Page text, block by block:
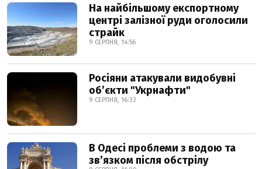
На найбільшому експортному
центрі залізної руди оголосили
страйк
9 СЕРПНЯ, 14:56
Росіяни атакували видобувні
обʼєкти "Укрнафти"
9 СЕРПНЯ, 16:32
В Одесі проблеми з водою та
звʼязком після обстрілу